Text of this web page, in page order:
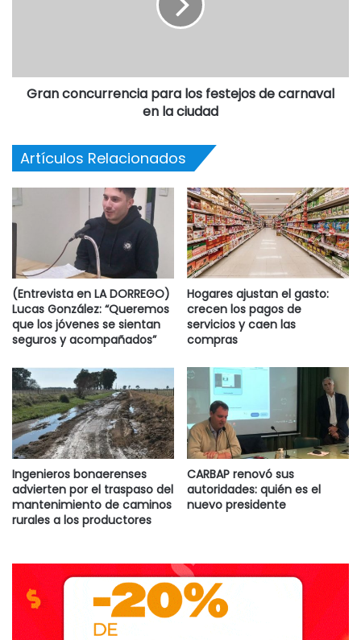
Gran concurrencia para los festejos de carnaval
en la ciudad
Artículos Relacionados
(Entrevista en LA DORREGO)
Lucas González: “Queremos
que los jóvenes se sientan
seguros y acompañados”
Hogares ajustan el gasto:
crecen los pagos de
servicios y caen las
compras
Ingenieros bonaerenses
advierten por el traspaso del
mantenimiento de caminos
rurales a los productores
CARBAP renovó sus
autoridades: quién es el
nuevo presidente